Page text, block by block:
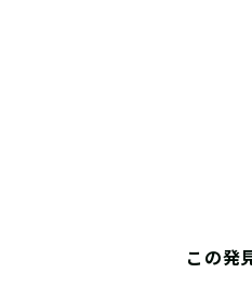
この発